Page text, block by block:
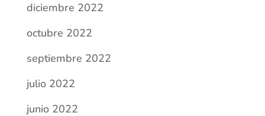
diciembre 2022
octubre 2022
septiembre 2022
julio 2022
junio 2022